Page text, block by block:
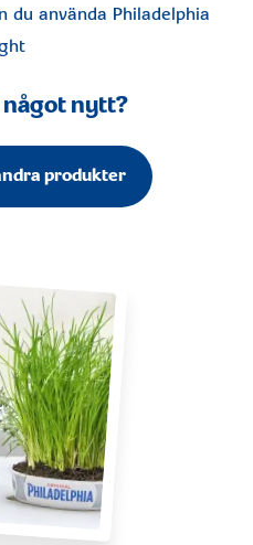
du använda Philadelphia
nytt?
produkter